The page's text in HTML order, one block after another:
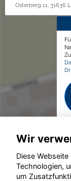
Osterberg 11, 31636
©
Wir
Diese
Technologien,
um